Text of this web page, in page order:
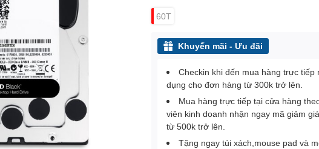
60T
Khuyến mãi - Ưu đãi
Checkin khi đến mua hàng trực tiếp
dụng cho đơn hàng từ 300k trở lên.
Mua hàng trực tiếp tại cửa hàng
viên kinh doanh nhận ngay mã giảm
từ 500k trở lên.
Tặng ngay túi xách,mouse pad và